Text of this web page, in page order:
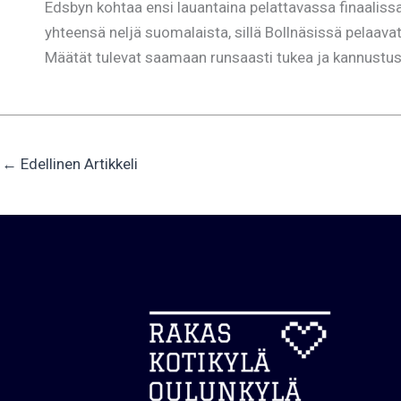
Edsbyn kohtaa ensi lauantaina pelattavassa
yhteensä neljä suomalaista, sillä Bollnäsissä
Määtät tulevat saamaan runsaasti tukea ja
← Edellinen Artikkeli